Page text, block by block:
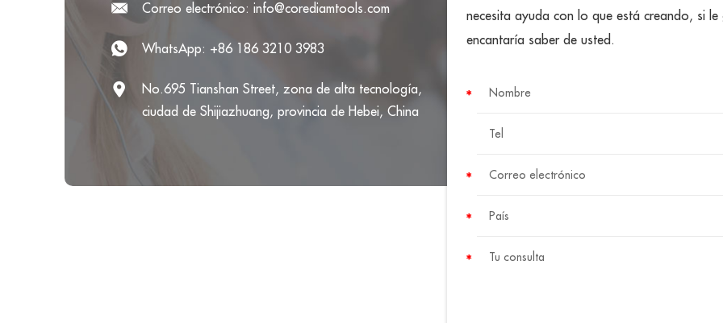
Correo electrónico: info@corediamtools.com
WhatsApp: +86 186 3210 3983
No.695 Tianshan Street, zona de alta tecnología,
ciudad de Shijiazhuang, provincia de Hebei, China
necesita ayuda con lo que está creando, si
encantaría saber de usted.